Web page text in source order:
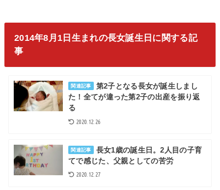
2014年8月1日生まれの長女誕生日に関する記
事
関連記事
第2子となる長女が誕生しまし
た！全てが違った第2子の出産を振り返
る
2020.12.26
関連記事
長女1歳の誕生日。2人目の子育
てで感じた、父親としての苦労
2020.12.27